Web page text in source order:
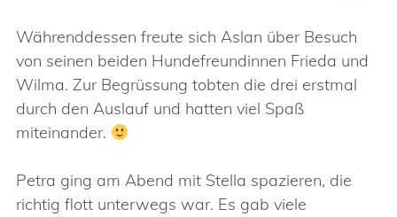
Währenddessen freute sich Aslan über Besuch
von seinen beiden Hundefreundinnen Frieda und
Wilma. Zur Begrüssung tobten die drei erstmal
durch den Auslauf und hatten viel Spaß
miteinander.
Petra ging am Abend mit Stella spazieren, die
richtig flott unterwegs war. Es gab viele